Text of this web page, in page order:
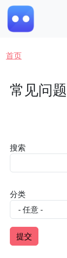
跳转到主要内容
面包屑
首页
常见问题
搜索
分类